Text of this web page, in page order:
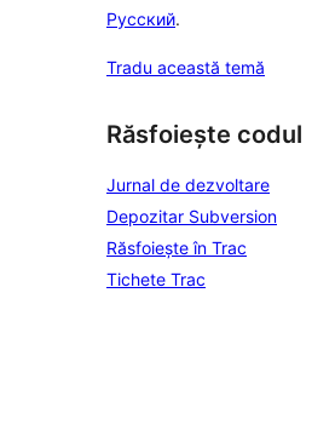
Русский.
Tradu această temă
Răsfoiește codul
Jurnal de dezvoltare
Depozitar Subversion
Răsfoiește în Trac
Tichete Trac